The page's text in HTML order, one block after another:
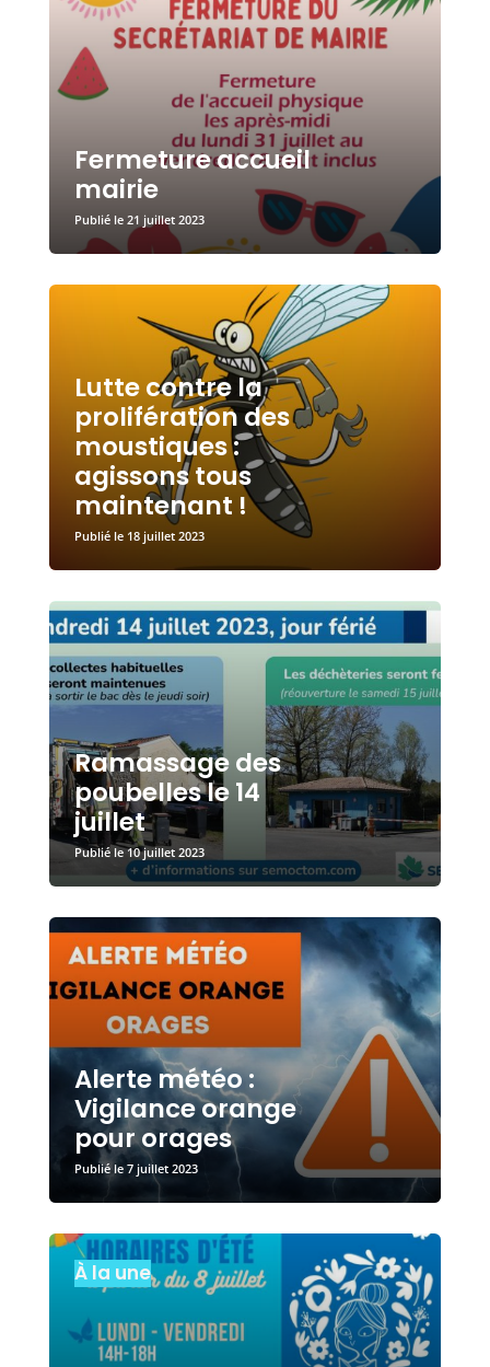
Fermeture accueil
mairie
21 juillet 2023
Lutte contre la
prolifération des
moustiques :
agissons tous
maintenant !
18 juillet 2023
Ramassage des
poubelles le 14
juillet
10 juillet 2023
Alerte météo :
Vigilance orange
pour orages
7 juillet 2023
À la une